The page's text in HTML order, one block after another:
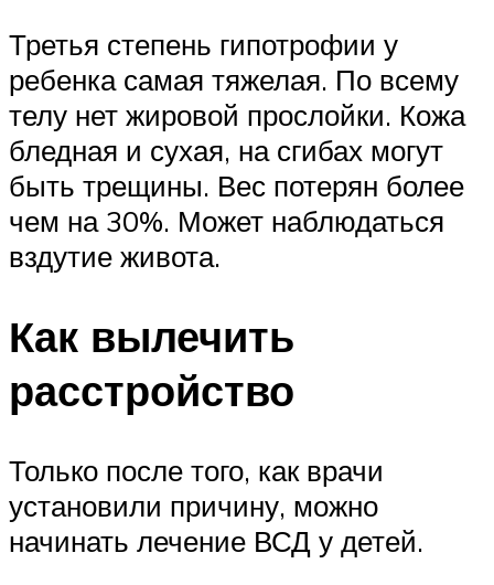
Третья степень гипотрофии у
ребенка самая тяжелая. По всему
телу нет жировой прослойки. Кожа
бледная и сухая, на сгибах могут
быть трещины. Вес потерян более
чем на 30%. Может наблюдаться
вздутие живота.
Как вылечить
расстройство
Только после того, как врачи
установили причину, можно
начинать лечение ВСД у детей.